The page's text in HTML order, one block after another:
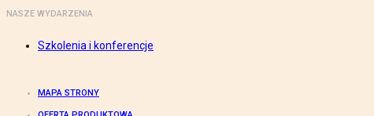
NASZE WYDARZENIA
Szkolenia i konferencje
MAPA STRONY